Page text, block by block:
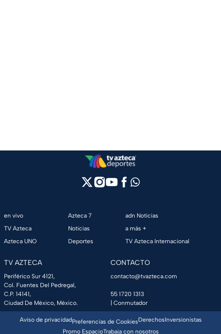
en vivo
TV Azteca
Azteca UNO
Azteca 7
Noticias
Deportes
adn Noticias
a más +
TV Azteca Internacional
TV AZTECA
Periférico Sur 4121,
Col. Fuentes Del Pedregal,
C.P. 14141,
Ciudad De México, México.
CONTACTO
contacto@tvazteca.com
55 1720 1313
| Conmutador
Aviso de privacidadPreferencias de CookiesDerechosInversionistas
Promo EspacioTrabaja con nosotros